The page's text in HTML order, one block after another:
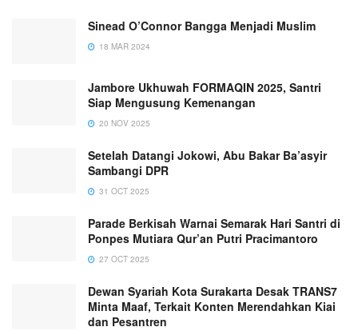
Sinead O’Connor Bangga Menjadi Muslim
18 MAR 2024
Jambore Ukhuwah FORMAQIN 2025, Santri
Siap Mengusung Kemenangan
20 NOV 2025
Setelah Datangi Jokowi, Abu Bakar Ba’asyir
Sambangi DPR
31 OCT 2025
Parade Berkisah Warnai Semarak Hari Santri di
Ponpes Mutiara Qur’an Putri Pracimantoro
27 OCT 2025
Dewan Syariah Kota Surakarta Desak TRANS7
Minta Maaf, Terkait Konten Merendahkan Kiai
dan Pesantren